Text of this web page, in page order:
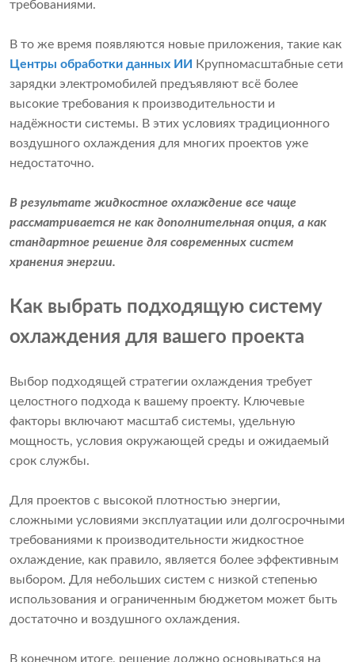
требованиями.
В то же время появляются новые приложения, такие как
Центры обработки данных ИИ
Крупномасштабные сети
зарядки электромобилей предъявляют всё более
высокие требования к производительности и
надёжности системы. В этих условиях традиционного
воздушного охлаждения для многих проектов уже
недостаточно.
В результате жидкостное охлаждение все чаще
рассматривается не как дополнительная опция, а как
стандартное решение для современных систем
хранения энергии.
Как выбрать подходящую систему
охлаждения для вашего проекта
Выбор подходящей стратегии охлаждения требует
целостного подхода к вашему проекту. Ключевые
факторы включают масштаб системы, удельную
мощность, условия окружающей среды и ожидаемый
срок службы.
Для проектов с высокой плотностью энергии,
сложными условиями эксплуатации или долгосрочными
требованиями к производительности жидкостное
охлаждение, как правило, является более эффективным
выбором. Для небольших систем с низкой степенью
использования и ограниченным бюджетом может быть
достаточно и воздушного охлаждения.
В конечном итоге, решение должно основываться на